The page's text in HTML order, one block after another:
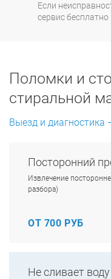
Если
сервис бесплатно
Поломки и
стиральной
Выезд и диагностика
Посторонний
Извлечение
разбора)
ОТ 700 РУБ
Не сливает воду